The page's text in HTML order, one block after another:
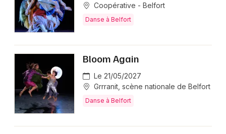
Coopérative - Belfort
Danse à Belfort
Bloom Again
Le 21/05/2027
Grrranit, scène nationale de Belfort
Danse à Belfort